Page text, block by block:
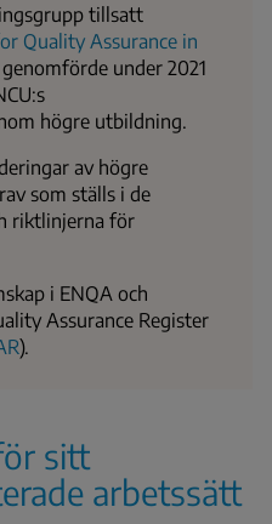
tillsatt
Quality Assurance in
under 2021
högre utbildning.
av högre
som ställs i de
riktlinjerna för
i ENQA och
Assurance Register
).
sitt
arbetssätt